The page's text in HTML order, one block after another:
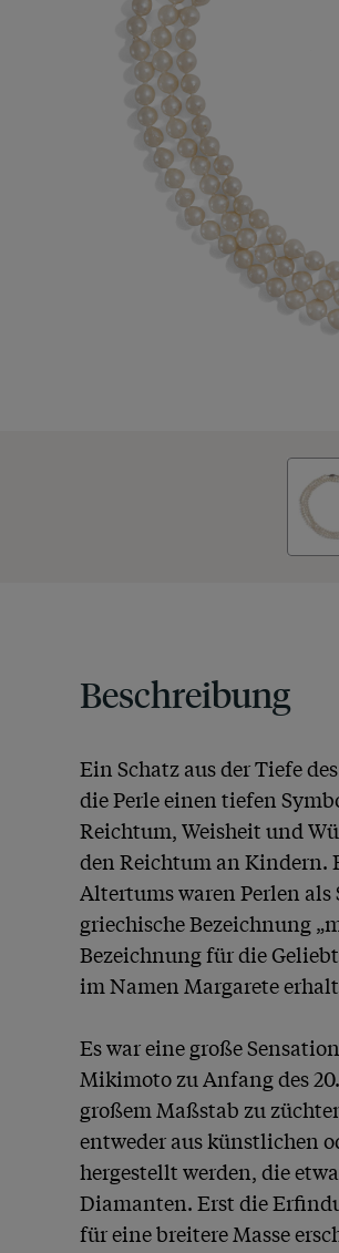
Beschreibung
Ein Schatz aus der Tiefe
die Perle einen tiefen
Reichtum, Weisheit und
den Reichtum an Kindern.
Altertums waren Perlen als
griechische Bezeichnung
Bezeichnung für die
im Namen Margarete
Es war eine große
Mikimoto zu Anfang des
großem Maßstab zu
entweder aus künstlichen
hergestellt werden, die
Diamanten. Erst die
für eine breitere Masse